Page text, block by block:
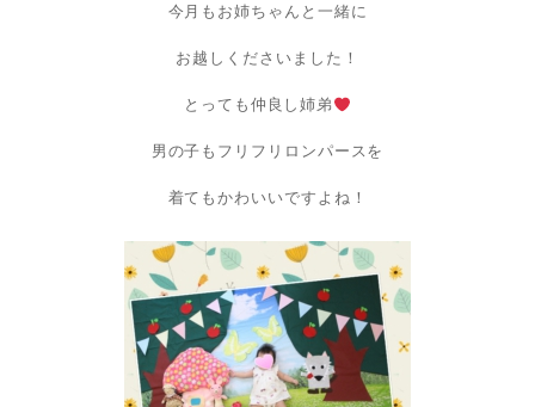
今月もお姉ちゃんと一緒に
お越しくださいました！
とっても仲良し姉弟
男の子もフリフリロンパースを
着てもかわいいですよね！